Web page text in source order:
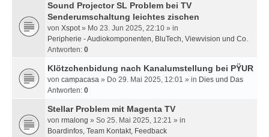
Sound Projector SL Problem bei TV
Senderumschaltung leichtes zischen
von Xspot» Mo 23. Jun 2025, 22:10 » in
Peripherie - Audiokomponenten, BluTech, Viewvision und Co.
Antworten: 0
Klötzchenbidung nach Kanalumstellung bei PŸUR
von campacasa » Do 29. Mai 2025, 12:01 » in Dies und Das
Antworten: 0
Stellar Problem mit Magenta TV
von rmalong » So 25. Mai 2025, 12:21 » in
Boardinfos, Team Kontakt, Feedback